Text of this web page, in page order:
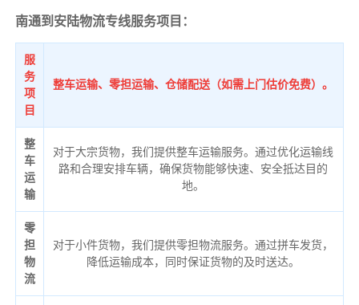
南通到安陆物流专线服务项目：
服
务
项
目
整车运输、零担运输、仓储配送（如需上门估价免费）。
整
车
运
输
对于大宗货物，我们提供整车运输服务。通过优化运输线
路和合理安排车辆，确保货物能够快速、安全抵达目的
地。
零
担
物
流
对于小件货物，我们提供零担物流服务。通过拼车发货，
降低运输成本，同时保证货物的及时送达。